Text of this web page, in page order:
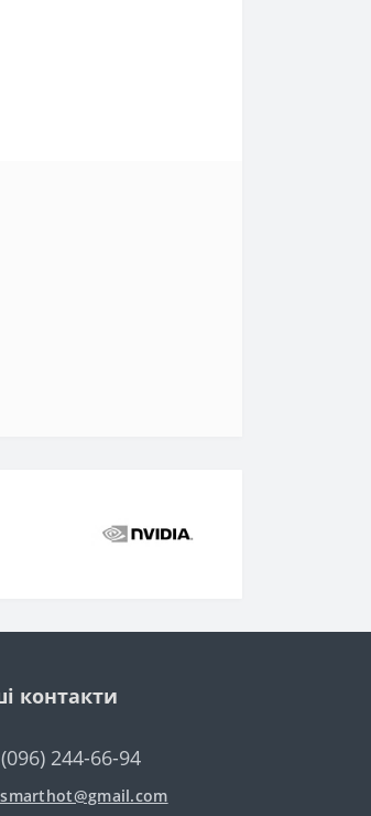
контакти
244-66-94